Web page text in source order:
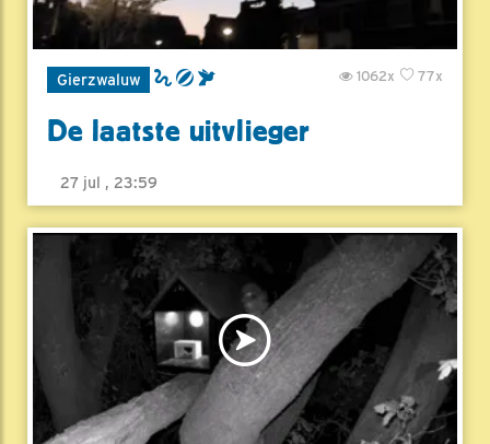
Gierzwaluw 77x
1062x
De laatste uitvlieger
27 jul , 23:59